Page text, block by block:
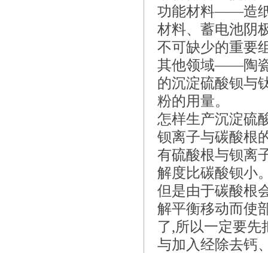
功能材料——造
材料、蓄电池阴
不可缺少的重要
其他领域——陶瓷
的沉淀硫酸钡与
粉的用量。
怎样生产沉淀硫
钡离子与碳酸根
有硫酸根与钡离
解度比碳酸钡小
但是由于碳酸根
解平衡移动而使
了,所以一定要先
与加入经除去钙